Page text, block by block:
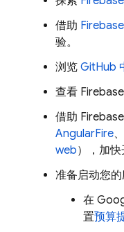
借助
验。
浏览 GitHub
查看 Firebase
借助
AngularFire、
web），加快
准备启动您的
在
置预算